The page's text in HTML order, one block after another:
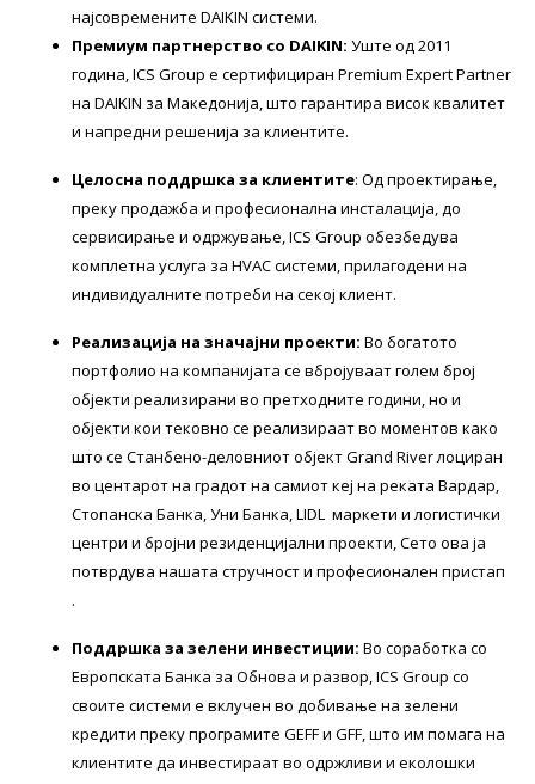
најсовремените DAIKIN системи.
Премиум партнерство со DAIKIN: Уште од 2011
година, ICS Group е сертифициран Premium Expert Partner
на DAIKIN за Македонија, што гарантира висок квалитет
и напредни решенија за клиентите.
Целосна поддршка за клиентите: Од проектирање,
преку продажба и професионална инсталација, до
сервисирање и одржување, ICS Group обезбедува
комплетна услуга за HVAC системи, прилагодени на
индивидуалните потреби на секој клиент.
Реализација на значајни проекти: Во богатото
портфолио на компанијата се вбројуваат голем број
објекти реализирани во претходните години, но и
објекти кои тековно се реализираат во моментов како
што се Станбено-деловниот објект Grand River лоциран
во центарот на градот на самиот кеј на реката Вардар,
Стопанска Банка, Уни Банка, LIDL маркети и логистички
центри и бројни резиденцијални проекти, Сето ова ја
потврдува нашата стручност и професионален пристап
.
Поддршка за зелени инвестиции: Во соработка со
Европската Банка за Обнова и развор, ICS Group со
своите системи е вклучен во добивање на зелени
кредити преку програмите GEFF и GFF, што им помага на
клиентите да инвестираат во одржливи и еколошки